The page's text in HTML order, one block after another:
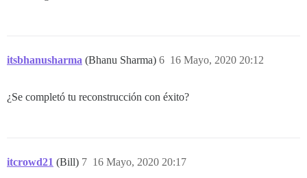
itsbhanusharma (Bhanu Sharma) 16 Mayo, 2020 20:12
6
¿Se completó tu reconstrucción con éxito?
itcrowd21 (Bill) 16 Mayo, 2020 20:17
7